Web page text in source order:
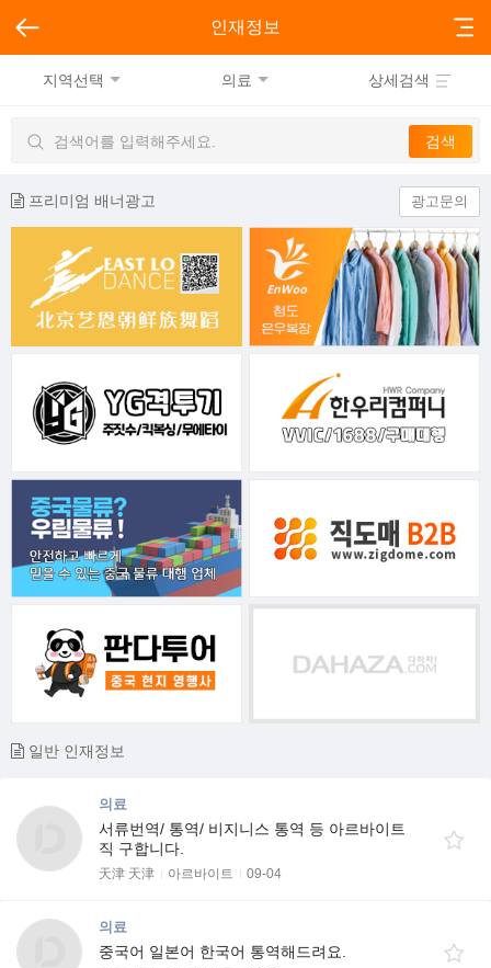
인재정보
지역선택 의료 상세검색
프리미엄 배너광고 광고문의
일반 인재정보
의료
서류번역/ 통역/ 비지니스 통역 등 아르바이트
직 구합니다.
天津 天津 아르바이트 09-04
의료
중국어 일본어 한국어 통역해드려요.